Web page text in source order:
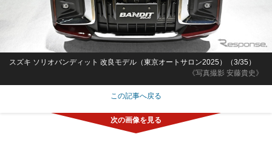
《写真撮影 安藤貴史》
スズキ ソリオバンディット 改良モデル（東京オートサロン2025）（3/35）
この記事へ戻る